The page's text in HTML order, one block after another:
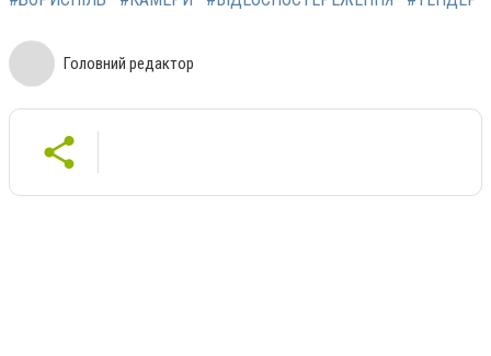
Головний редактор